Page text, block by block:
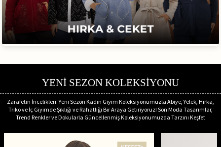
YENİ SEZON KOLEKSİYONU
Zarafetin İncelikleri: Yeni Sezon Kadın Giyim Koleksiyonumuzla Abiye, Yelek, Hırka,
Triko ve İç Giyimde Şıklığı ve Rahatlığı Bir Araya Getiriyoruz! Son Moda Tasarımlar,
Trend Renkler ve Dokularla Güncellenmiş Koleksiyonumuzda Tarzını Keşfet